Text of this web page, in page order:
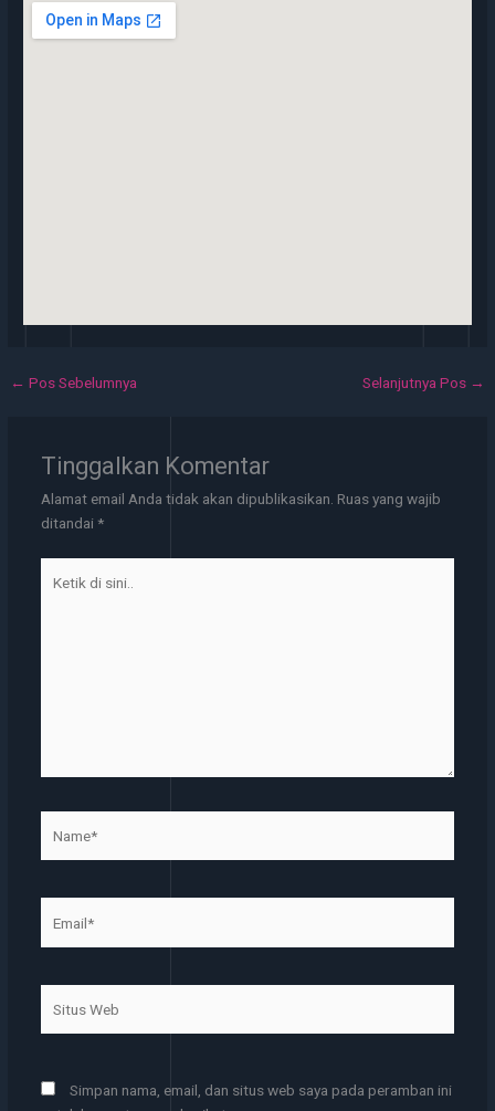
← Pos Sebelumnya Selanjutnya Pos →
Tinggalkan Komentar
Alamat email Anda tidak akan dipublikasikan. Ruas yang wajib
ditandai *
Web
Simpan nama, email, dan situs web saya pada peramban ini